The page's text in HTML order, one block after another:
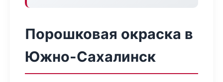
Порошковая окраска в
Южно-Сахалинск